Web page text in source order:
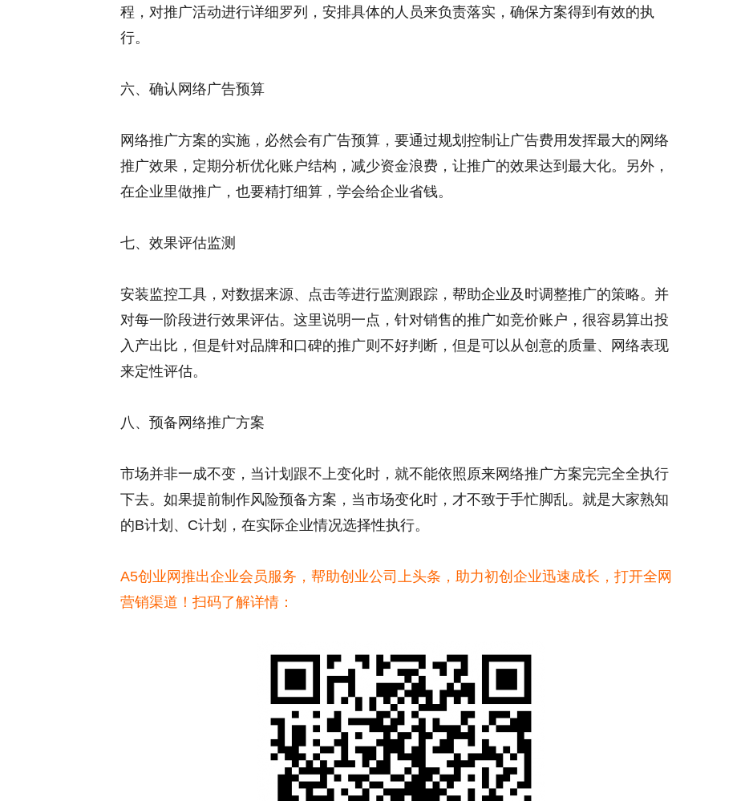
程，对推广活动进行详细罗列，安排具体的人员来负责落实，确保方案得到有效的执
行。
六、确认网络广告预算
网络推广方案的实施，必然会有广告预算，要通过规划控制让广告费用发挥最大的网络
推广效果，定期分析优化账户结构，减少资金浪费，让推广的效果达到最大化。另外，
在企业里做推广，也要精打细算，学会给企业省钱。
七、效果评估监测
安装监控工具，对数据来源、点击等进行监测跟踪，帮助企业及时调整推广的策略。并
对每一阶段进行效果评估。这里说明一点，针对销售的推广如竞价账户，很容易算出投
入产出比，但是针对品牌和口碑的推广则不好判断，但是可以从创意的质量、网络表现
来定性评估。
八、预备网络推广方案
市场并非一成不变，当计划跟不上变化时，就不能依照原来网络推广方案完完全全执行
下去。如果提前制作风险预备方案，当市场变化时，才不致于手忙脚乱。就是大家熟知
的B计划、C计划，在实际企业情况选择性执行。
A5创业网推出企业会员服务，帮助创业公司上头条，助力初创企业迅速成长，打开全网
营销渠道！扫码了解详情：